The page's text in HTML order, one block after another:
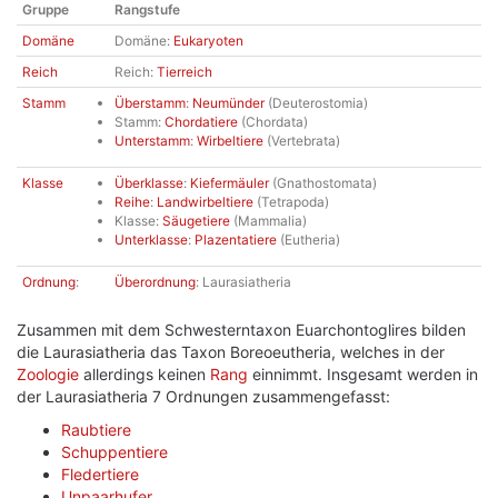
Gruppe
Rangstufe
Domäne
Domäne: Eukaryoten
Reich
Reich: Tierreich
Stamm
Überstamm: Neumünder (Deuterostomia)
Stamm: Chordatiere (Chordata)
Unterstamm: Wirbeltiere (Vertebrata)
Klasse Überklasse: Kiefermäuler (Gnathostomata)
Reihe: Landwirbeltiere (Tetrapoda)
Klasse: Säugetiere (Mammalia)
Unterklasse: Plazentatiere (Eutheria)
Ordnung: Überordnung: Laurasiatheria
Zusammen mit dem Schwesterntaxon Euarchontoglires bilden
die Laurasiatheria das Taxon Boreoeutheria, welches in der
Zoologie allerdings keinen Rang einnimmt. Insgesamt werden in
der Laurasiatheria 7 Ordnungen zusammengefasst:
Raubtiere
Schuppentiere
Fledertiere